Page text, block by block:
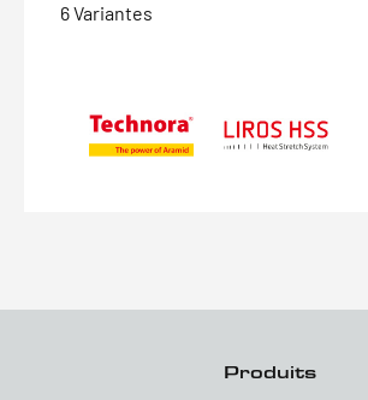
6 Variantes
Produits